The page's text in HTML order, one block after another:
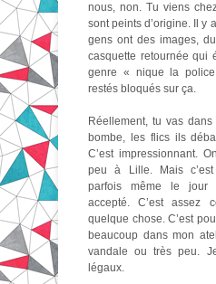
nous, non. Tu viens
sont peints d’origine. Il y
gens ont des images,
casquette retournée qui
genre « nique la
restés bloqués sur ça.
Réellement, tu vas
bombe, les flics ils
C’est impressionnant.
peu à Lille. Mais
parfois même le jour
accepté. C’est assez
quelque chose. C’est
beaucoup dans mon
vandale ou très peu.
légaux.